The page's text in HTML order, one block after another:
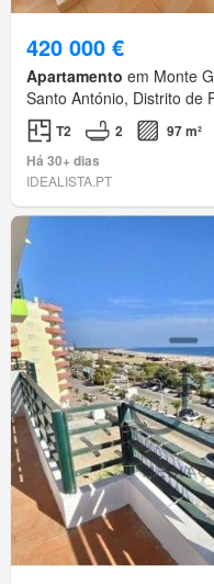
420 000 €
Apartamento em Monte
Santo António, Distrito de
T2 2
97 m²
Há 30+ dias
IDEALISTA.PT